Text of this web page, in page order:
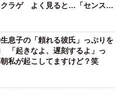
クラゲ よく見ると…「センスす
生息子の「頼れる彼氏」っぷりを
「起きなよ、遅刻するよ」っ
私が起こしてますけど？笑